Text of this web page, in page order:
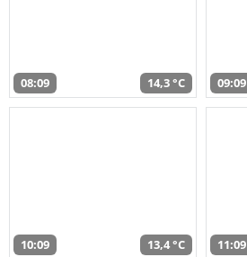
08:09 14,3 °C 09:09
10:09 13,4 °C 11:09